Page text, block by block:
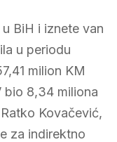
BiH i iznete van
u periodu
milion KM
bio 8,34 miliona
Kovačević,
za indirektno